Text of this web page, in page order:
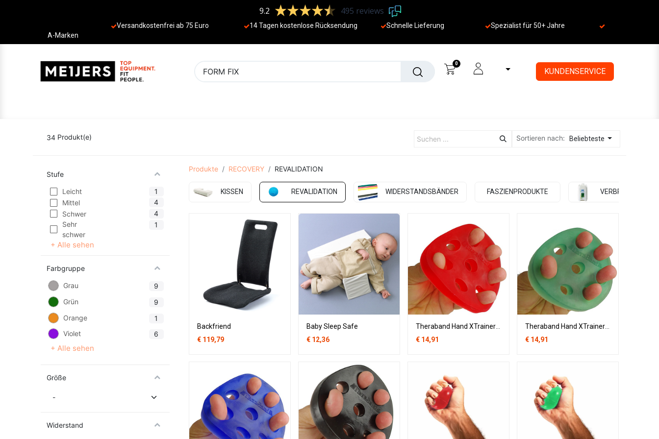
9.2 495 reviews
Versandkostenfrei ab 75 Euro 14 Tagen kostenlose Rücksendung Schnelle Lieferung Spezialist für 50+ Jahre
A-Marken
0
KUNDENSERVICE
34 Produkt(e) Sortieren nach: Beliebteste
Stufe
Leicht
1
Mittel
4
Schwer
4
Sehr
schwer
1
+ Alle sehen
Farbgruppe
Grau
9
Grün
9
Orange
1
Violet
6
+ Alle sehen
Größe
Widerstand
Produkte RECOVERY REVALIDATION
KISSEN REVALIDATION WIDERSTANDSBÄNDER FASZIENPRODUKTE
Backfriend
€ 119,79
Baby Sleep Safe
€ 12,36
Theraband Hand XTrainer - Rood - Beginner
€ 14,91
Theraband Hand XTrainer - Groen - gevorderd
€ 14,91